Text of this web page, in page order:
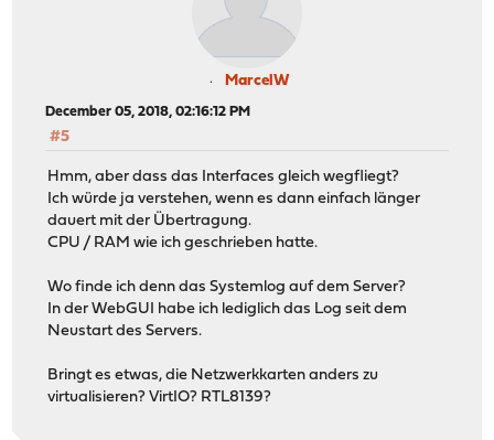
MarcelW
December 05, 2018, 02:16:12 PM
#5
Hmm, aber dass das Interfaces gleich wegfliegt?
Ich würde ja verstehen, wenn es dann einfach länger
dauert mit der Übertragung.
CPU / RAM wie ich geschrieben hatte.
Wo finde ich denn das Systemlog auf dem Server?
In der WebGUI habe ich lediglich das Log seit dem
Neustart des Servers.
Bringt es etwas, die Netzwerkkarten anders zu
virtualisieren? VirtIO? RTL8139?